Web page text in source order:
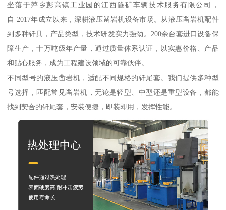
坐落于萍乡彭高镇工业园的江西隧矿车辆技术服务有限公司，
自 2017年成立以来，深耕液压凿岩机设备市场。从液压凿岩机配件
到多种钎具，产品类型，技术研发实力强劲。200余台套进口设备保
障生产，十万吨级年产量，通过质量体系认证，以实惠价格、产品
和贴心服务，成为工程建设领域的可靠伙伴。
不同型号的液压凿岩机，适配不同规格的钎尾套。我们提供多种型
号选择，匹配常见凿岩机，无论是轻型、中型还是重型设备，都能
找到契合的钎尾套，安装便捷，即装即用，发挥性能。